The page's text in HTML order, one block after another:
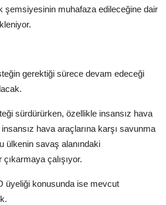
şemsiyesinin muhafaza edileceğine dair
gerektiği sürece devam edeceği
sürdürürken, özellikle insansız hava
insansız hava araçlarına karşı savunma
ülkenin savaş alanındaki
çalışıyor.
üyeliği konusunda ise mevcut